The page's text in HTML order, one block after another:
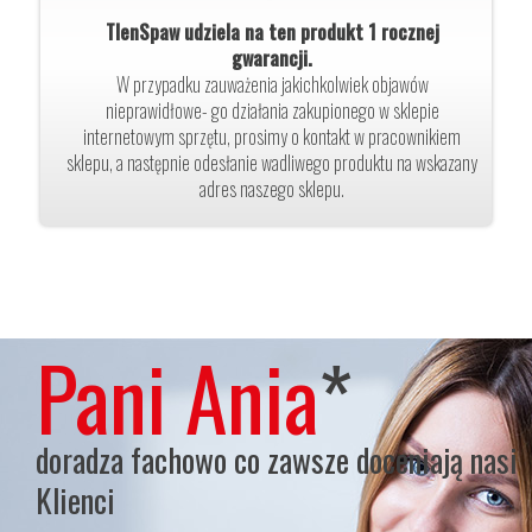
TlenSpaw udziela na ten produkt 1 rocznej
gwarancji.
W przypadku zauważenia jakichkolwiek objawów
nieprawidłowe- go działania zakupionego w sklepie
internetowym sprzętu, prosimy o kontakt w pracownikiem
sklepu, a następnie odesłanie wadliwego produktu na wskazany
adres naszego sklepu.
Pani Ania*
doradza fachowo co zawsze doceniają nasi
Klienci